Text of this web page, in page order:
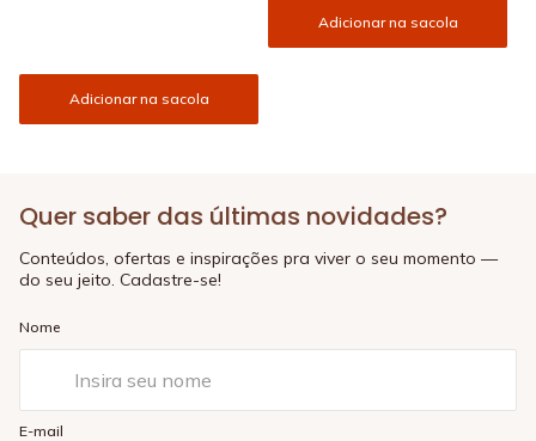
Adicionar na sacola
Adicionar na sacola
Quer saber das últimas novidades?
Conteúdos, ofertas e inspirações pra viver o seu momento —
do seu jeito. Cadastre-se!
Nome
E-mail